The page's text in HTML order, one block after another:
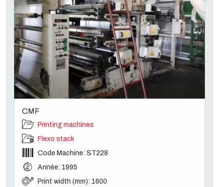
CMF
Printing machines
Flexo stack
Code Machine: ST228
Année: 1995
Print width (mm): 1600